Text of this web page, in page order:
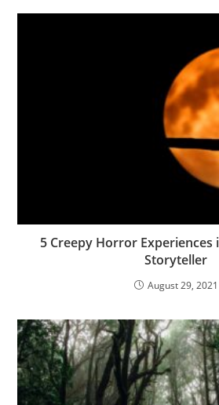
5 Creepy Horror Experiences
Storyteller
August 29, 2021